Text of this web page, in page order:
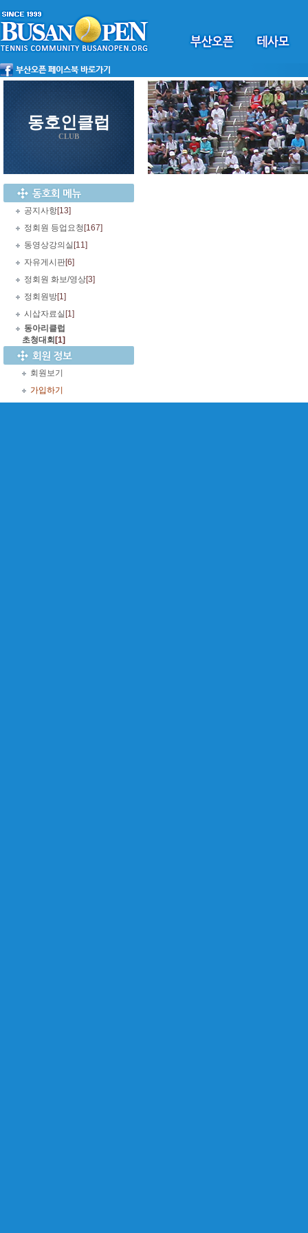
동호인클럽
CLUB
공지사항[13]
정회원 등업요청 [167]
동영상강의실 [11]
자유게시판[6]
정회원 화보/영상[3]
정회원방[1]
시삽자료실 [1]
동아리클럽
초청대회 [1]
회원보기
가입하기